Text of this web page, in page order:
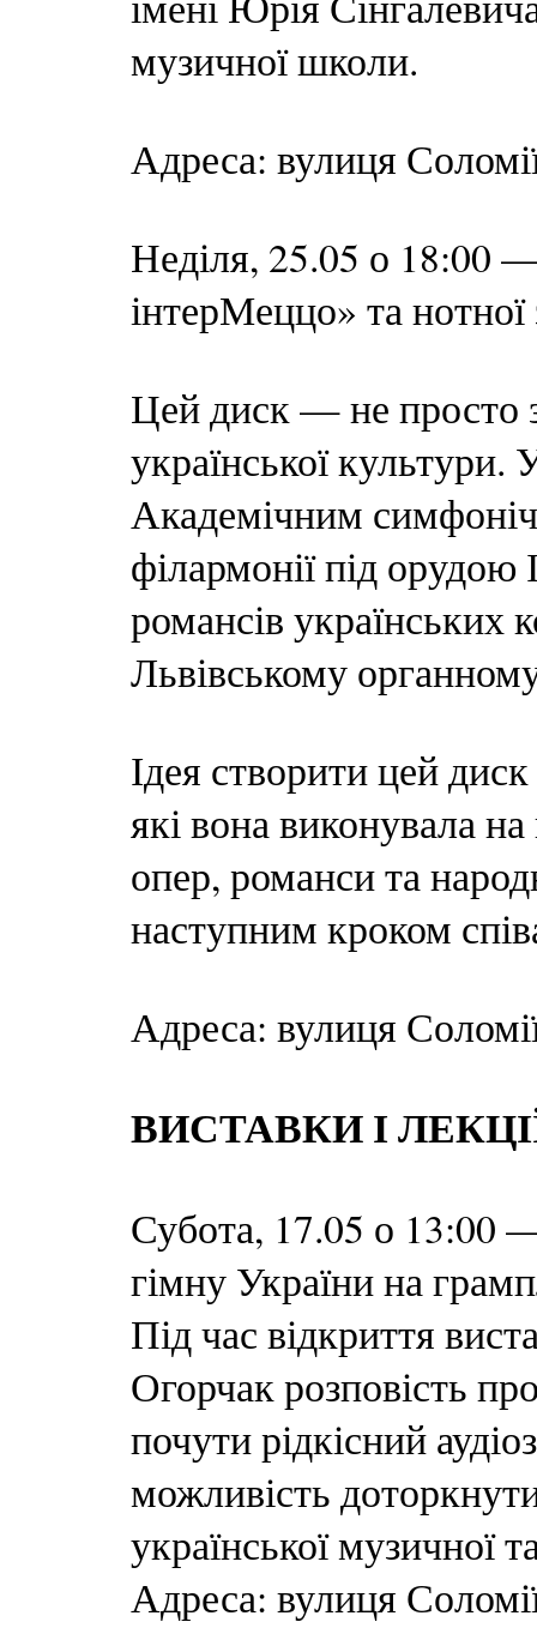
музичної школи.
Адреса: вулиця
Неділя, 25.05 о 18:00
інтерМеццо» та
Цей диск — не просто
української
Академічним
філармонії під орудою
романсів українських
Львівському
Ідея створити цей
які вона виконувала
опер, романси та
наступним кроком
Адреса: вулиця
ВИСТАВКИ І
Субота, 17.05 о 13:00
гімну України на
Під час відкриття
Огорчак розповість
почути рідкісний
можливість
української музичної
Адреса: вулиця